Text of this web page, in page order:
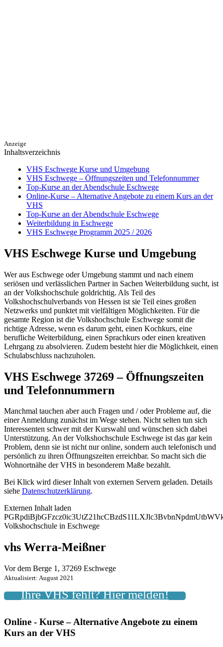
Anzeige
Inhaltsverzeichnis
VHS Eschwege Kurse und Umgebung
VHS Eschwege – Öffnungszeiten und Telefonnummer
Top-Kurse an der Abendschule Eschwege
Online-Kurse – Alternative Angebote zu einem Kurs an der
VHS
Top-Kurse an der Abendschule Eschwege
Weiterbildung in Eschwege
VHS Eschwege Programm 2025 / 2026
VHS Eschwege Kurse und Umgebung
Wer aus Eschwege oder Umgebung stammt und nach einem
seriösen und verlässlichen Partner in Sachen Weiterbildung sucht, ist
an der Volkshochschule goldrichtig. Als Teil des
Volkshochschulverbands von Hessen ist sie Teil eines großen
Netzwerks und punktet mit vielfältigen Möglichkeiten. Für die
gesamte Region ist die Volkshochschule Eschwege somit die
richtige Adresse, wenn es darum geht, einen Kochkurs, eine
berufliche Weiterbildung, einen Sprachkurs oder einen kreativen
Lehrgang zu absolvieren. Zudem besteht hier die Möglichkeit, einen
Schulabschluss nachzuholen.
VHS Eschwege 37269 – Öffnungszeiten
und Telefonnummern
Manchmal tauchen aber auch Fragen und / oder Probleme auf, die
einer Anmeldung zunächst im Wege stehen. Nicht selten tun sich
Interessenten schwer mit der Kurswahl und wünschen sich dabei
Unterstützung. An der Volkshochschule Eschwege ist das gar kein
Problem, denn sie ist nicht nur online, sondern auch telefonisch und
persönlich zu ihren Öffnungszeiten erreichbar. So macht sich die
Wohnortnähe der VHS in besonderem Maße bezahlt.
Bei Klick wird dieser Inhalt von externen Servern geladen. Details
siehe Datenschutzerklärung.
Externen Inhalt laden
Volkshochschule in Eschwege
vhs Werra-Meißner
Vor dem Berge 1, 37269 Eschwege
Aktualisiert: August 2021
Ihre VHS fehlt? Hier melden!
Online - Kurse – Alternative Angebote zu einem
Kurs an der VHS